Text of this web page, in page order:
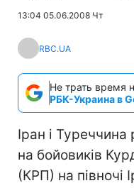
13:04 05.06.2008 Чт
RBC.UA
Не трать время
РБК-Украина в
Іран і Туреччина
на бойовиків
(КРП) на півночі